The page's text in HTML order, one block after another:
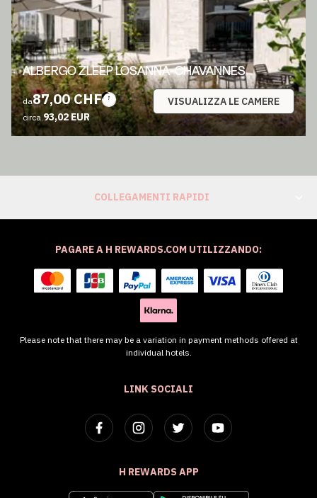
ALBERGO ZLEEP LOSANNA-CHAVANNES
da87,00 CHF
circa.93,02 EUR
VISUALIZZA LE CAMERE
COLLEGAMENTI RAPIDI
LINK SOCIALI
H REWARDS APP
PAGARE A H REWARDS.COM UTILIZZANDO:
Please note that there may be a variation in payment methods offered at
individual hotels.